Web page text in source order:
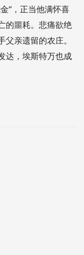
”，正当他满怀喜
的噩耗。悲痛欲绝
亲遗留的农庄。
达，埃斯特万也成